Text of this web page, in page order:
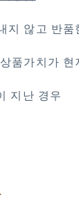
지 않고 반품
품가치가 현
지난 경우